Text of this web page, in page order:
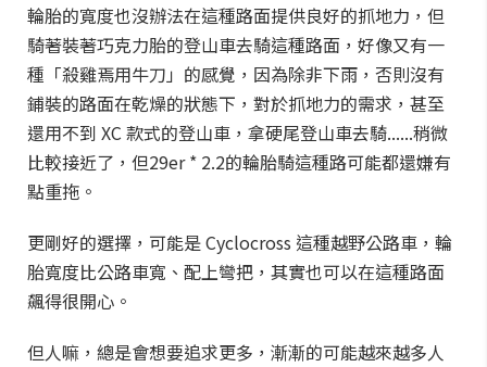
輪胎的寬度也沒辦法在這種路面提供良好的抓地力，但
騎著裝著巧克力胎的登山車去騎這種路面，好像又有一
種「殺雞焉用牛刀」的感覺，因為除非下雨，否則沒有
鋪裝的路面在乾燥的狀態下，對於抓地力的需求，甚至
還用不到 XC 款式的登山車，拿硬尾登山車去騎......稍微
比較接近了，但29er * 2.2的輪胎騎這種路可能都還嫌有
點重拖。
更剛好的選擇，可能是 Cyclocross 這種越野公路車，輪
胎寬度比公路車寬、配上彎把，其實也可以在這種路面
飆得很開心。
但人嘛，總是會想要追求更多，漸漸的可能越來越多人